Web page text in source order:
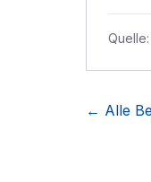
Quelle:
← Alle